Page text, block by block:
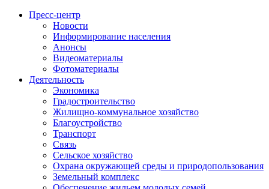
Пресс-центр
Новости
Информирование населения
Анонсы
Видеоматериалы
Фотоматериалы
Деятельность
Экономика
Градостроительство
Жилищно-коммунальное хозяйство
Благоустройство
Транспорт
Связь
Сельское хозяйство
Охрана окружающей среды и природопользования
Земельный комплекс